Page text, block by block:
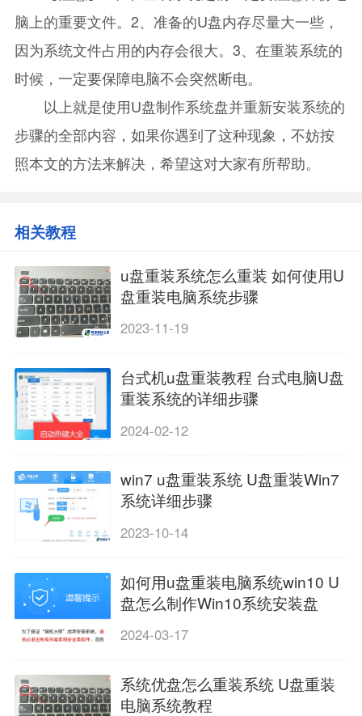
脑上的重要文件。2、准备的U盘内存尽量大一些，
因为系统文件占用的内存会很大。3、在重装系统的
时候，一定要保障电脑不会突然断电。
以上就是使用U盘制作系统盘并重新安装系统的
步骤的全部内容，如果你遇到了这种现象，不妨按
照本文的方法来解决，希望这对大家有所帮助。
相关教程
u盘重装系统怎么重装 如何使用U
盘重装电脑系统步骤
2023-11-19
台式机u盘重装教程 台式电脑U盘
重装系统的详细步骤
2024-02-12
win7 u盘重装系统 U盘重装Win7
系统详细步骤
2023-10-14
如何用u盘重装电脑系统win10 U
盘怎么制作Win10系统安装盘
2024-03-17
系统优盘怎么重装系统 U盘重装
电脑系统教程